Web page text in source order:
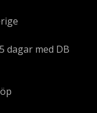
dagar med DB